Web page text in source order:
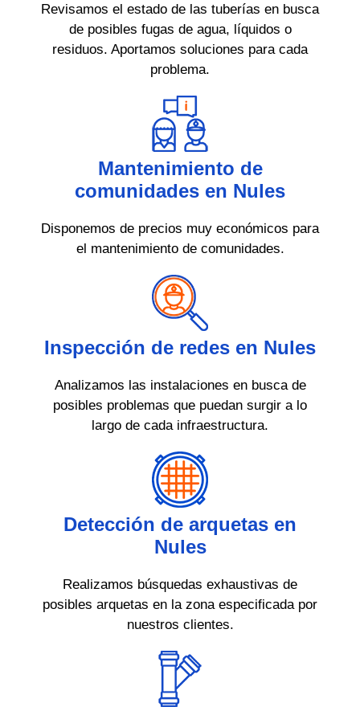
Revisamos el estado de las tuberías en busca
de posibles fugas de agua, líquidos o
residuos. Aportamos soluciones para cada
problema.
Mantenimiento de
comunidades en Nules
Disponemos de precios muy económicos para
el mantenimiento de comunidades.
Inspección de redes en Nules
Analizamos las instalaciones en busca de
posibles problemas que puedan surgir a lo
largo de cada infraestructura.
Detección de arquetas en
Nules
Realizamos búsquedas exhaustivas de
posibles arquetas en la zona especificada por
nuestros clientes.